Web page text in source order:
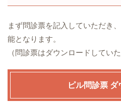
まず問診票を記入していただき
能となります。
（問診票はダウンロードしてい
ピル問診票 ダ